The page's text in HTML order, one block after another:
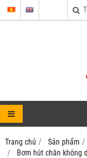
Trang chủ Sản phẩm
Bơm hút chân không